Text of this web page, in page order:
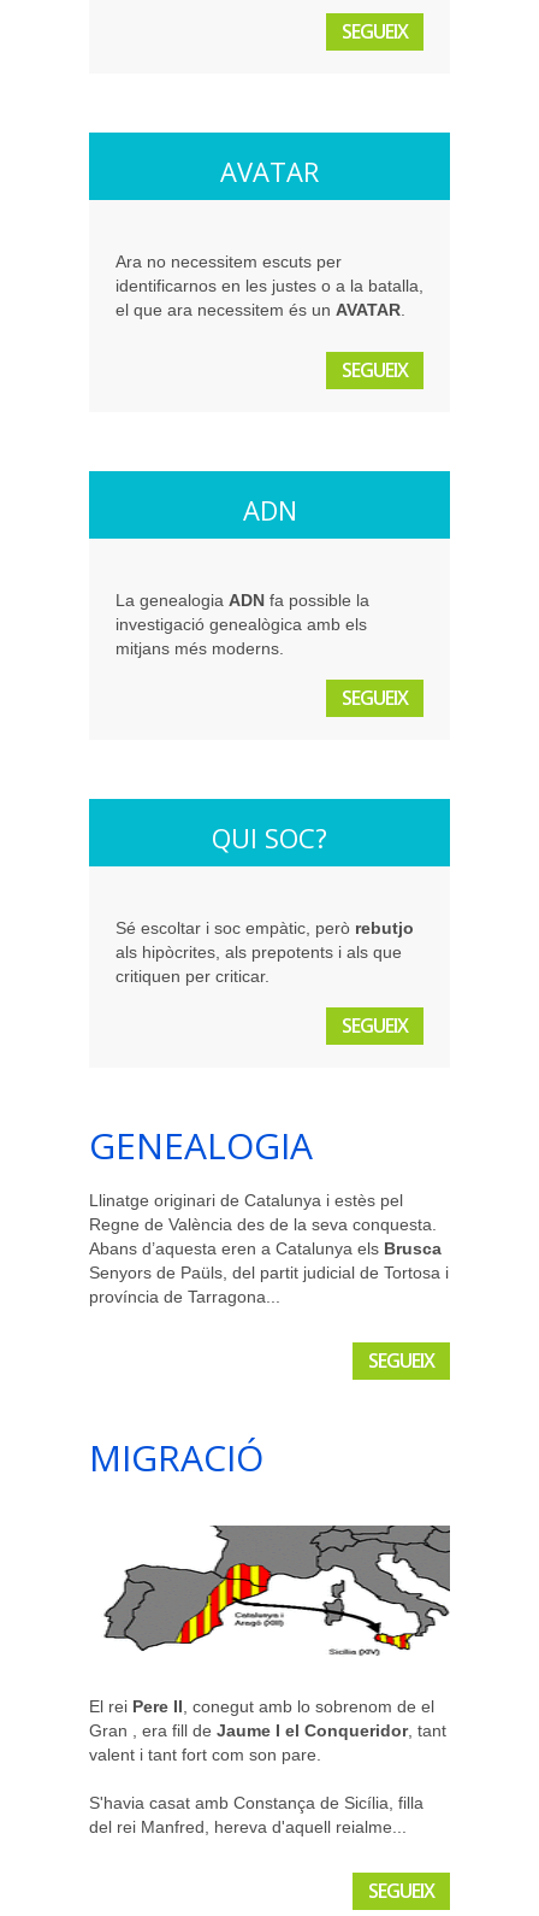
SEGUEIX
AVATAR
Ara no necessitem escuts per
identificarnos en les justes o a la batalla,
el que ara necessitem és un AVATAR.
SEGUEIX
ADN
La genealogia ADN fa possible la
investigació genealògica amb els
mitjans més moderns.
SEGUEIX
QUI SOC?
Sé escoltar i soc empàtic, però rebutjo
als hipòcrites, als prepotents i als que
critiquen per criticar.
SEGUEIX
GENEALOGIA
Llinatge originari de Catalunya i estès pel
Regne de València des de la seva conquesta.
Abans d’aquesta eren a Catalunya els Brusca
Senyors de Paüls, del partit judicial de Tortosa i
província de Tarragona...
SEGUEIX
MIGRACIÓ
El rei Pere II, conegut amb lo sobrenom de el
Gran , era fill de Jaume I el Conqueridor, tant
valent i tant fort com son pare.
S'havia casat amb Constança de Sicília, filla
del rei Manfred, hereva d'aquell reialme...
SEGUEIX